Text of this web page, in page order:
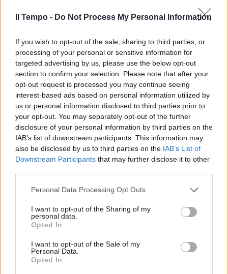
Il Tempo - Do Not Process My Personal Information
If you wish to opt-out of the sale, sharing to third parties, or
processing of your personal or sensitive information for
targeted advertising by us, please use the below opt-out
section to confirm your selection. Please note that after your
opt-out request is processed you may continue seeing
interest-based ads based on personal information utilized by
us or personal information disclosed to third parties prior to
your opt-out. You may separately opt-out of the further
disclosure of your personal information by third parties on the
IAB’s list of downstream participants. This information may
also be disclosed by us to third parties on the IAB’s List of
Downstream Participants that may further disclose it to other
Personal Data Processing Opt Outs
I want to opt-out of the Sharing of my
personal data.
Opted In
I want to opt-out of the Sale of my
Personal Data.
Opted In
spoglia con Mara Maionchi
ONOMASTICO
Sant'Elisabetta non passa
inosservata, la Gregoraci
festeggia così
17/11/2021
NEL MIRINO
"Qui a Montecarlo..." Elisabetta
Gregoraci nel mirino degli hater,
cosa ha detto dalla Venier
26/09/2021
RITORNO DI FIAMMA
così. Cosa fanno sullo yacht,
vacanze bollenti